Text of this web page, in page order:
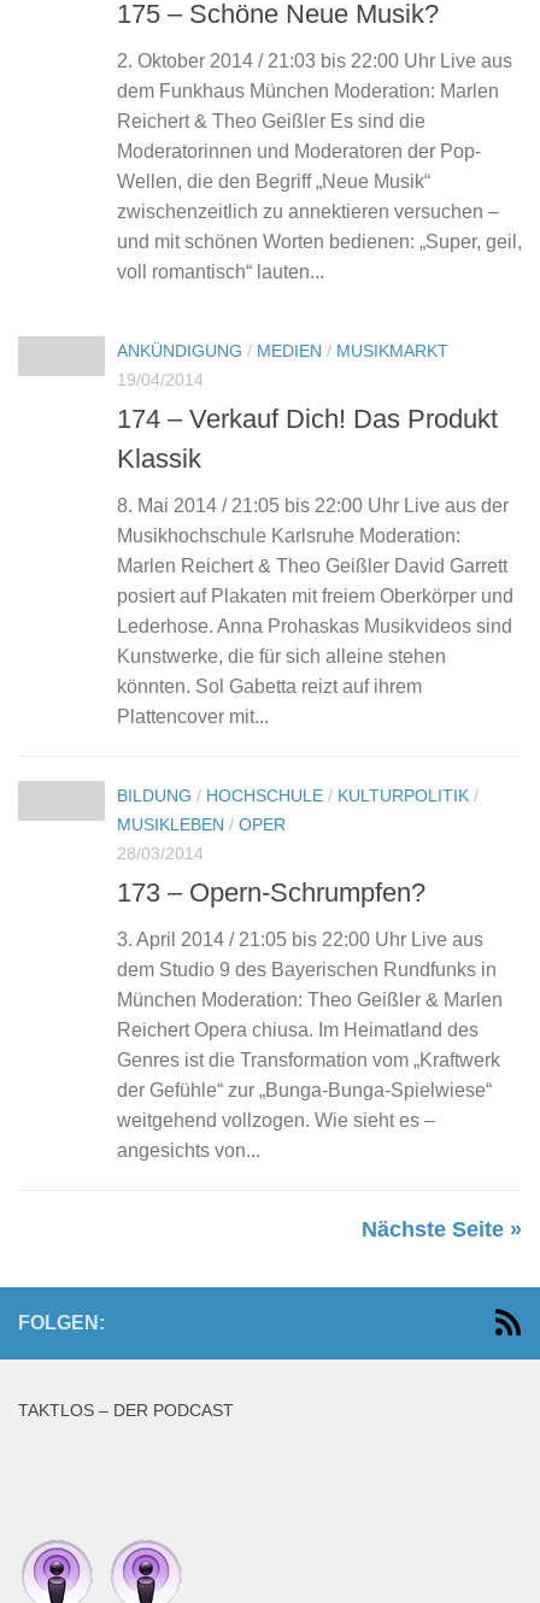
175 – Schöne Neue Musik?
2. Oktober 2014 / 21:03 bis 22:00 Uhr Live aus
dem Funkhaus München Moderation: Marlen
Reichert & Theo Geißler Es sind die
Moderatorinnen und Moderatoren der Pop-
Wellen, die den Begriff „Neue Musik“
zwischenzeitlich zu annektieren versuchen –
und mit schönen Worten bedienen: „Super, geil,
voll romantisch“ lauten...
ANKÜNDIGUNG / MEDIEN / MUSIKMARKT
19/04/2014
174 – Verkauf Dich! Das Produkt
Klassik
8. Mai 2014 / 21:05 bis 22:00 Uhr Live aus der
Musikhochschule Karlsruhe Moderation:
Marlen Reichert & Theo Geißler David Garrett
posiert auf Plakaten mit freiem Oberkörper und
Lederhose. Anna Prohaskas Musikvideos sind
Kunstwerke, die für sich alleine stehen
könnten. Sol Gabetta reizt auf ihrem
Plattencover mit...
BILDUNG / HOCHSCHULE / KULTURPOLITIK /
MUSIKLEBEN / OPER
28/03/2014
173 – Opern-Schrumpfen?
3. April 2014 / 21:05 bis 22:00 Uhr Live aus
dem Studio 9 des Bayerischen Rundfunks in
München Moderation: Theo Geißler & Marlen
Reichert Opera chiusa. Im Heimatland des
Genres ist die Transformation vom „Kraftwerk
der Gefühle“ zur „Bunga-Bunga-Spielwiese“
weitgehend vollzogen. Wie sieht es –
angesichts von...
Nächste Seite »
FOLGEN:
TAKTLOS – DER PODCAST